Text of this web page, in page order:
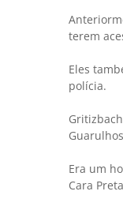
terem
Eles
polícia.
Era um
Cara